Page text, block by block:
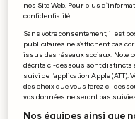
nos Site Web. Pour plus
confidentialité.
Sans votre consentement, il est
publicitaires ne s'affichent pas
issus des réseaux sociaux. Note
décrits ci-dessous sont distincts
suivi de l'application Apple (ATT).
des choix que vous ferez ci-
vos données ne seront pas
Nos équipes ainsi que